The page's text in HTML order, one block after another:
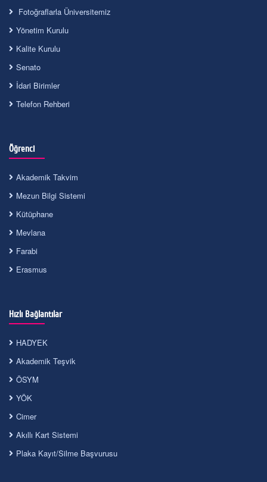
Fotoğraflarla Üniversitemiz
Yönetim Kurulu
Kalite Kurulu
Senato
İdari Birimler
Telefon Rehberi
Öğrenci
Akademik Takvim
Mezun Bilgi Sistemi
Kütüphane
Mevlana
Farabi
Erasmus
Hızlı Bağlantılar
HADYEK
Akademik Teşvik
ÖSYM
YÖK
Cimer
Akıllı Kart Sistemi
Plaka Kayıt/Silme Başvurusu